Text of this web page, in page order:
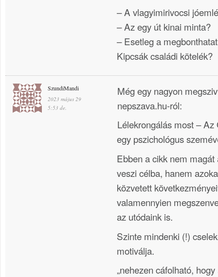
– A vlagyimirivocsi
– Az egy út kinai minta?
– Esetleg a
Kipcsák családi kötelék?
SzundiMandi
2023 május 29
5:53 de.
Még egy nagyon
nepszava.hu-ról:
Lélekrongálás most –
egy pszichológus
Ebben a cikk nem
veszi célba, hanem
közvetett
valamennyien
az utódaink is.
Szinte mindenki (!)
motiválja.
„nehezen cáfolható,